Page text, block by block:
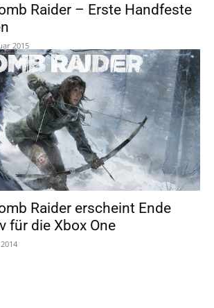
Raider – Erste Handfeste
2015
Raider erscheint Ende
für die Xbox One